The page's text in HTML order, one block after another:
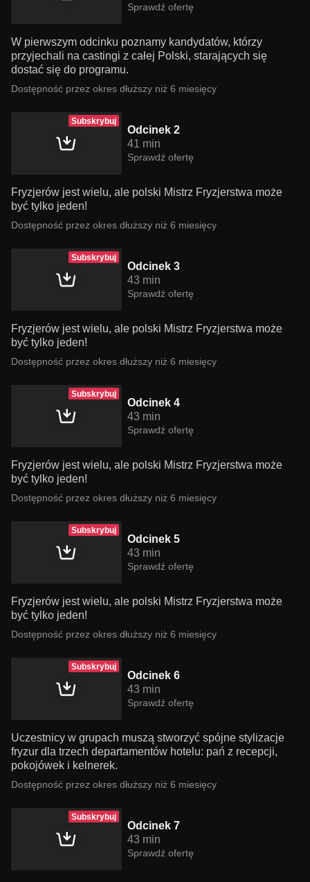
Sprawdź ofertę
W pierwszym odcinku poznamy kandydatów, którzy
przyjechali na castingi z całej Polski, starających się
dostać się do programu.
Dostępność przez okres dłuższy niż 6 miesięcy
Subskrybuj
Odcinek 2
41 min
Sprawdź ofertę
Fryzjerów jest wielu, ale polski Mistrz Fryzjerstwa może
być tylko jeden!
Dostępność przez okres dłuższy niż 6 miesięcy
Subskrybuj
Odcinek 3
43 min
Sprawdź ofertę
Fryzjerów jest wielu, ale polski Mistrz Fryzjerstwa może
być tylko jeden!
Dostępność przez okres dłuższy niż 6 miesięcy
Subskrybuj
Odcinek 4
43 min
Sprawdź ofertę
Fryzjerów jest wielu, ale polski Mistrz Fryzjerstwa może
być tylko jeden!
Dostępność przez okres dłuższy niż 6 miesięcy
Subskrybuj
Odcinek 5
43 min
Sprawdź ofertę
Fryzjerów jest wielu, ale polski Mistrz Fryzjerstwa może
być tylko jeden!
Dostępność przez okres dłuższy niż 6 miesięcy
Subskrybuj
Odcinek 6
43 min
Sprawdź ofertę
Uczestnicy w grupach muszą stworzyć spójne stylizacje
fryzur dla trzech departamentów hotelu: pań z recepcji,
pokojówek i kelnerek.
Dostępność przez okres dłuższy niż 6 miesięcy
Subskrybuj
Odcinek 7
43 min
Sprawdź ofertę